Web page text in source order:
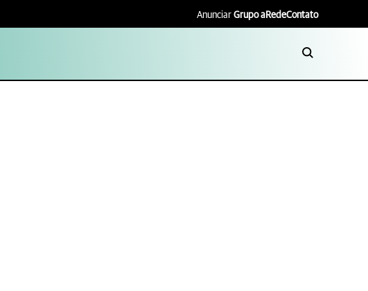
Anunciar Grupo aRedeContato